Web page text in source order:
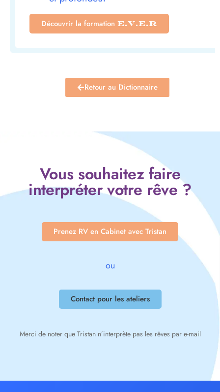
Découvrir la formation E.V.E.R
Retour au Dictionnaire
Vous souhaitez faire
interpréter votre rêve ?
Prenez RV en Cabinet avec Tristan
ou
Contact pour les ateliers
Merci de noter que Tristan n’interprète pas les rêves par e-mail